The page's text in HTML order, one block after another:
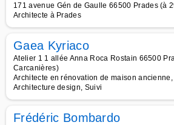
171 avenue Gén de Gaulle 66500 Prades (à
Architecte à Prades
Gaea Kyriaco
Atelier 1 1 allée Anna Roca Rostain 66500
Carcanières)
Architecte en rénovation de maison
Architecture design, Suivi
Frédéric Bombardo